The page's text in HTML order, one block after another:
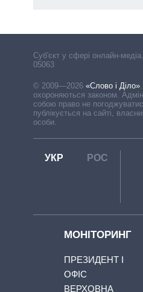
Cуб'єкт у сфері онлайн-
05063
© 2009—2026 «Слово і Діло»
охороняються законом.
собою право не
публікується на сайті,
особи.
УКР РОС
МОНІТОРИНГ
ПРЕЗИДЕНТ І
ОФІС
ВЕРХОВНА